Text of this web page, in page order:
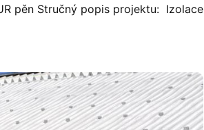
pěn Stručný popis projektu: Izolace